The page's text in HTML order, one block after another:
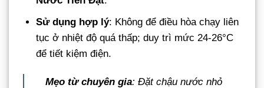
Sử dụng hợp lý: Không để điều hòa chạy liên
tục ở nhiệt độ quá thấp; duy trì mức 24-26°C
để tiết kiệm điện.
Mẹo từ chuyên gia: Đặt chậu nước nhỏ